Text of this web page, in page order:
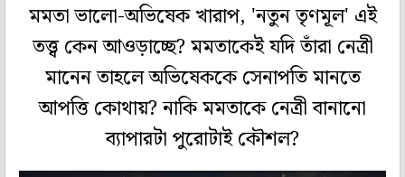
মমতা ভালো-অভিষেক খারাপ, 'নতুন তৃণমূল' এই
তত্ত্ব কেন আওড়াচ্ছে? মমতাকেই যদি তাঁরা নেত্রী
মানেন তাহলে অভিষেককে সেনাপতি মানতে
আপত্তি কোথায়? নাকি মমতাকে নেত্রী বানানো
ব্যাপারটা পুরোটাই কৌশল?